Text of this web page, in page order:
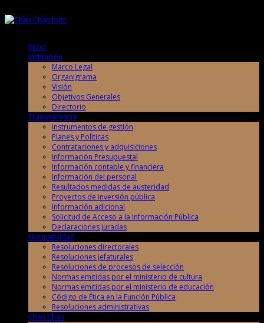
Inicio
Institución
Marco Legal
Organigrama
Visión
Objetivos Generales
Directorio
Transparencia
Instrumentos de gestión
Planes y Políticas
Contrataciones y adquisiciones
Información Presupuestal
Información contable y financiera
Información del personal
Resultados medidas de austeridad
Proyectos de inversión pública
Información adicional
Solicitud de Acceso a la Información Pública
Declaraciones juradas
Normatividad
Resoluciones directorales
Resoluciones jefaturales
Resoluciones de procesos de selección
Normas emitidas por el ministerio de cultura
Normas emitidas por el ministerio de educación
Código de Ética en la Función Pública
Resoluciones administrativas
Chan Chan